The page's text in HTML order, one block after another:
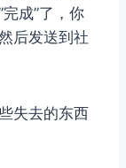
成”了，你
后发送到社
失去的东西